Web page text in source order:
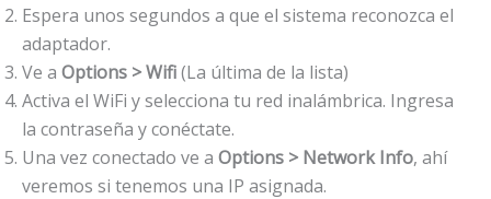
Espera unos segundos a que el sistema reconozca el
adaptador.
Ve a Options > Wifi(La última de la lista)
Activa el WiFi y selecciona tu red inalámbrica. Ingresa
la contraseña y conéctate.
Una vez conectado ve a Options > Network Info, ahí
veremos si tenemos una IP asignada.